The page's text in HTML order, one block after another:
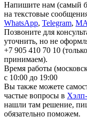
Напишите нам (самый
на текстовые
WhatsApp, Telegram,
Позвоните для
уточнить, но не
+7 905 410 70 10
принимаем).
Время работы
с 10:00 до 19:00
Вы также можете
частые вопросы в
нашли там решение,
обязательно поможем.